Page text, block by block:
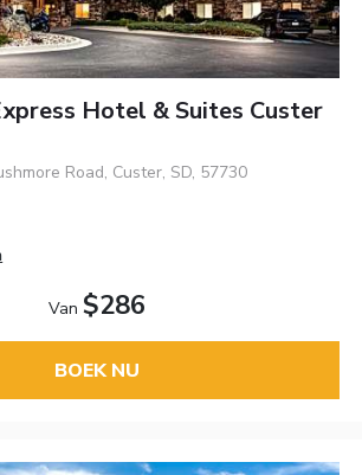
Hotel & Suites Custer
Road, Custer, SD, 57730
Van $286
BOEK NU